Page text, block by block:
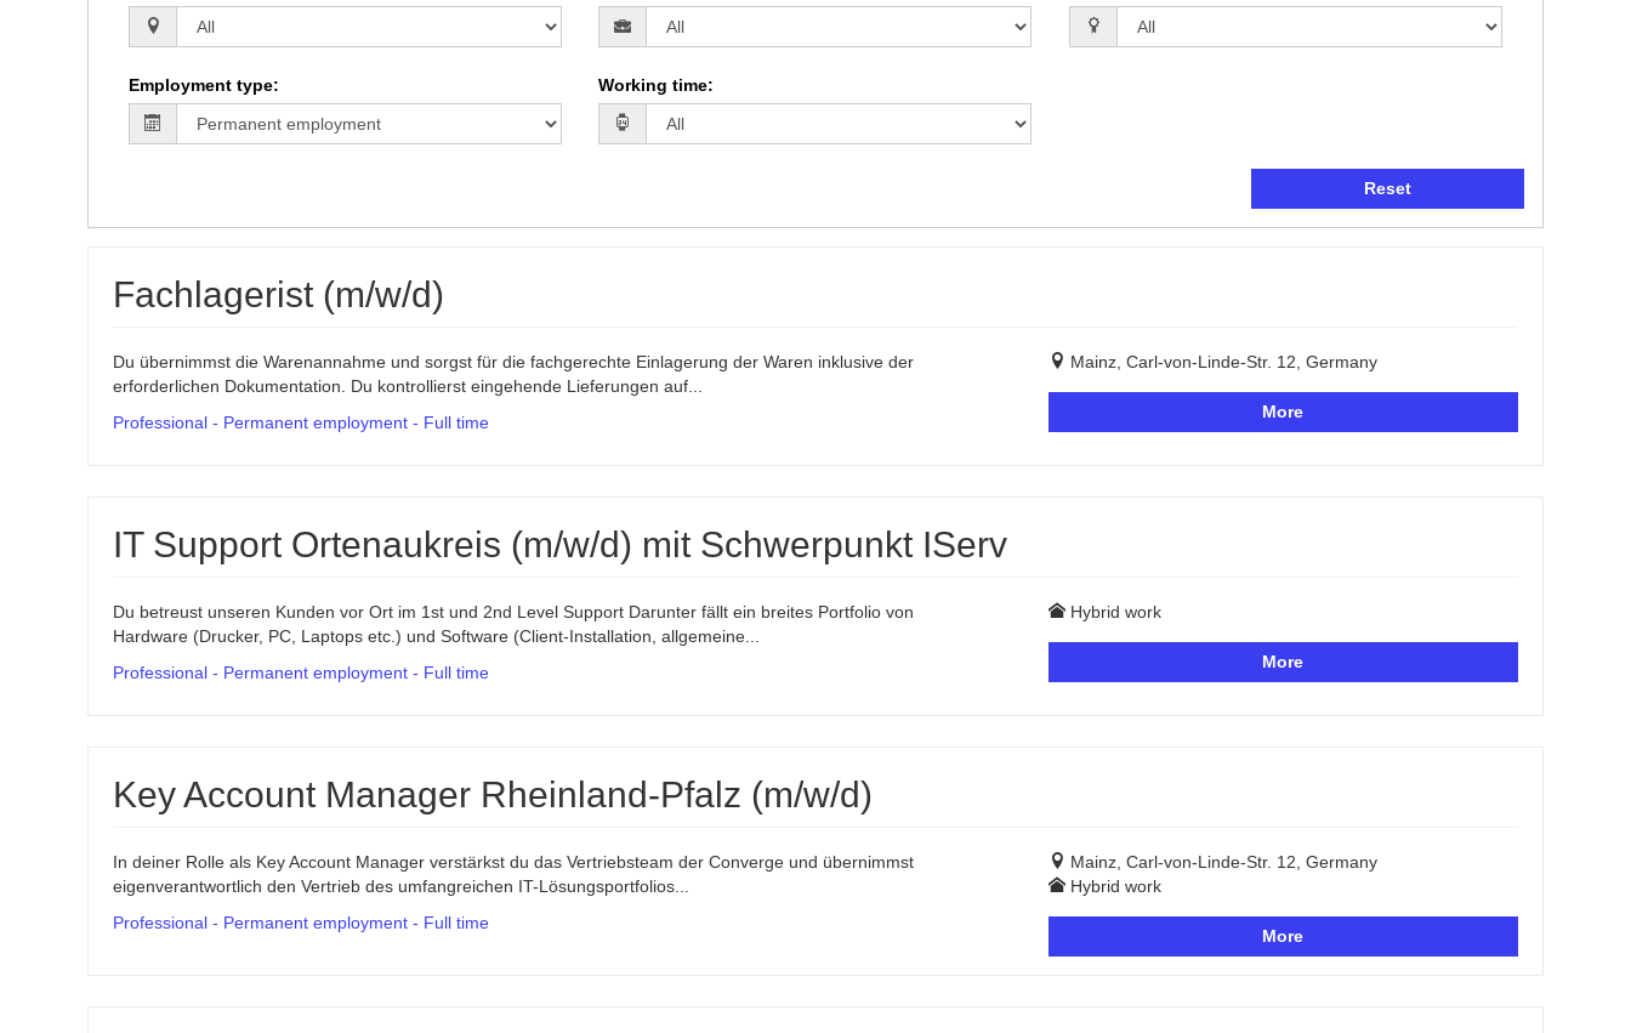
Employment type: Working time:
Reset
Fachlagerist (m/w/d)
Du übernimmst die Warenannahme und sorgst für die fachgerechte Einlagerung der Waren inklusive der
erforderlichen Dokumentation. Du kontrollierst eingehende Lieferungen auf...
Professional - Permanent employment - Full time
Mainz, Carl-von-Linde-Str. 12, Germany
More
IT Support Ortenaukreis (m/w/d) mit Schwerpunkt IServ
Du betreust unseren Kunden vor Ort im 1st und 2nd Level Support Darunter fällt ein breites Portfolio von
Hardware (Drucker, PC, Laptops etc.) und Software (Client-Installation, allgemeine...
Professional - Permanent employment - Full time
Hybrid work
More
Key Account Manager Rheinland-Pfalz (m/w/d)
In deiner Rolle als Key Account Manager verstärkst du das Vertriebsteam der Converge und übernimmst
eigenverantwortlich den Vertrieb des umfangreichen IT-Lösungsportfolios...
Professional - Permanent employment - Full time
Mainz, Carl-von-Linde-Str. 12, Germany
Hybrid work
More